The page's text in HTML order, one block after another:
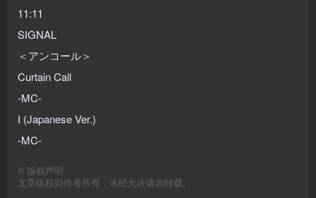
11:11
SIGNAL
＜アンコール＞
Curtain Call
-MC-
I (Japanese Ver.)
-MC-
© 版权声明
文章版权归作者所有，未经允许请勿转载。